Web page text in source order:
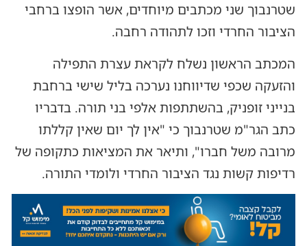
שטרנבוך שני מכתבים מיוחדים, אשר הופצו ברחבי
הציבור החרדי וזכו לתהודה רחבה.
המכתב הראשון נשלח לקראת עצרת התפילה
והזעקה שכפי שדיווחנו נערכה בליל שישי ברחבת
בנייני זופניק, בהשתתפות אלפי בני תורה. בדבריו
כתב הגר"מ שטרנבוך כי "אין לך יום שאין קללתו
מרובה משל חברו", ותיאר את המציאות כתקופה של
רדיפות קשות נגד הציבור החרדי ולומדי התורה.